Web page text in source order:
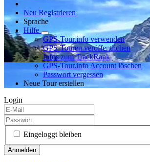
Neu Registrieren
Sprache
Hilfe
GPS-Tour.info verwenden
GPS-Touren veröffentlichen
Infos zum TrackRank
GPS-Tour.info Account löschen
Passwort vergessen
Neue Tour erstellen
Login
Eingeloggt bleiben